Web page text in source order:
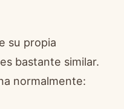
su propia
bastante similar.
normalmente: